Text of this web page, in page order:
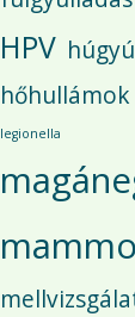
HPV
hőhullámok
legionella